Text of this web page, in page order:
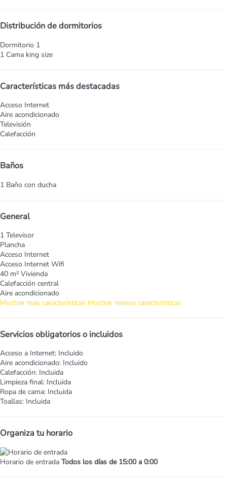
Distribución de dormitorios
Dormitorio 1
1 Cama king size
Características más destacadas
Acceso Internet
Aire acondicionado
Televisión
Calefacción
Baños
1 Baño con ducha
General
1 Televisor
Plancha
Acceso Internet
Acceso Internet Wifi
40 m² Vivienda
Calefacción central
Aire acondicionado
Mostrar más características Mostrar menos características
Servicios obligatorios o incluidos
Acceso a Internet: Incluido
Aire acondicionado: Incluido
Calefacción: Incluida
Limpieza final: Incluida
Ropa de cama: Incluida
Toallas: Incluida
Organiza tu horario
Horario de entrada Todos los días de 15:00 a 0:00